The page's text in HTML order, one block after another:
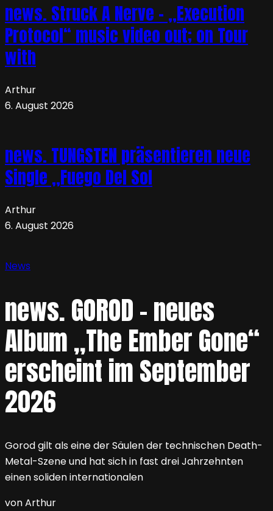
news. Struck A Nerve – „Execution
Protocol“ music video out; on Tour
with
Arthur
6. August 2026
news. TUNGSTEN präsentieren neue
Single „Fuego Del Sol
Arthur
6. August 2026
News
news. GOROD – neues
Album „The Ember Gone“
erscheint im September
2026
Gorod gilt als eine der Säulen der technischen Death-
Metal-Szene und hat sich in fast drei Jahrzehnten
einen soliden internationalen
von Arthur